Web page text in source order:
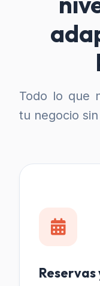
Todo lo que
tu negocio
Reservas